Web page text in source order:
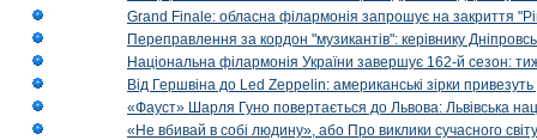
Grand Finale: обласна філармонія запрошує на закриття
Переправлення за кордон "музикантів": керівнику
Національна філармонія України завершує 162-й сезон:
Від Гершвіна до Led Zeppelin: американські зірки
«Фауст» Шарля Гуно повертається до Львова: Львівська
«Не вбивай в собі людину», або Про виклики сучасного світу